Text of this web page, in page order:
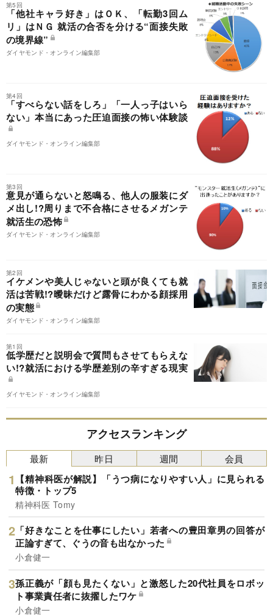
第5回
「他社キャラ好き」はＯＫ、「転勤3回ム
リ」はＮＧ 就活の合否を分ける“面接失敗
の境界線”
ダイヤモンド・オンライン編集部
第4回
「すべらない話をしろ」「一人っ子はいら
ない」本当にあった圧迫面接の怖い体験談
ダイヤモンド・オンライン編集部
第3回
意見が通らないと怒鳴る、他人の服装にダ
メ出し!?周りまで不合格にさせるメガンテ
就活生の恐怖
ダイヤモンド・オンライン編集部
第2回
イケメンや美人じゃないと頭が良くても就
活は苦戦!?曖昧だけど露骨にわかる顔採用
の実態
ダイヤモンド・オンライン編集部
第1回
低学歴だと説明会で質問もさせてもらえな
い!?就活における学歴差別の辛すぎる現実
ダイヤモンド・オンライン編集部
アクセスランキング
最新
【精神科医が解説】「うつ病になりやすい人」に見られる
特徴・トップ5
精神科医 Tomy
「好きなことを仕事にしたい」若者への豊田章男の回答が
正論すぎて、ぐうの音も出なかった
小倉健一
孫正義が「顔も見たくない」と激怒した20代社員をロボッ
ト事業責任者に抜擢したワケ
小倉健一
昨日 週間 会員